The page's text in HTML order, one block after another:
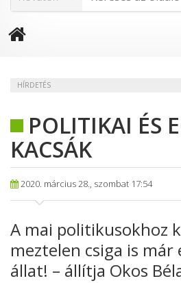
HÍRDETÉS
POLITIKAI ÉS
KACSÁK
2020. március 28., szombat 17:54
A mai politikusokhoz
meztelen csiga is már
állat! – állítja Okos